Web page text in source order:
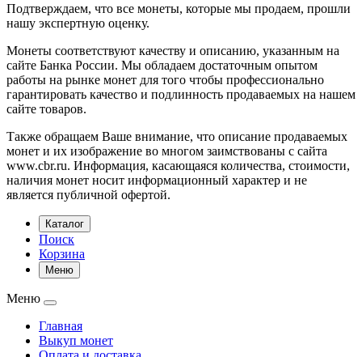
Подтверждаем, что все монеты, которые мы продаем, прошли
нашу экспертную оценку.
Монеты соответствуют качеству и описанию, указанным на
сайте Банка России. Мы обладаем достаточным опытом
работы на рынке монет для того чтобы профессионально
гарантировать качество и подлинность продаваемых на нашем
сайте товаров.
Также обращаем Ваше внимание, что описание продаваемых
монет и их изображение во многом заимствованы с сайта
www.cbr.ru. Информация, касающаяся количества, стоимости,
наличия монет носит информационный характер и не
является публичной офертой.
Каталог
Поиск
Корзина
Меню
Меню
Главная
Выкуп монет